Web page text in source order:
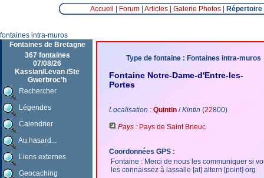
Accueil Forum| Articles| Galerie Photos|
fontaines intra-muros
Fontaines de Bretagne
367 fontaines
07/08/26
Kassian/Levan /Ste
Gwerbroc’h
Rechercher
Légendes
Calendrier
Au hasard...
Liens externes
Geocaching
Type de fontaine : Fontaines intra-muros
Fontaine Notre-Dame-d'Entre-­les-
Portes
Localisation : Quintin /Kintin (22800)
Pays : Pays de Saint Brieuc
Coordonnées GPS :
Fontaine : Merci de nous les communiquer si
les connaissez à lassalle [at] altern [point] org